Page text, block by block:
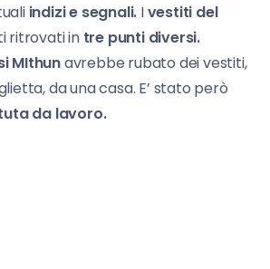
indizi e segnali. Ivestiti del
ritrovati intre punti diversi.
MIthunavrebbe rubato dei vestiti,
da una casa. E’ stato però
da lavoro.